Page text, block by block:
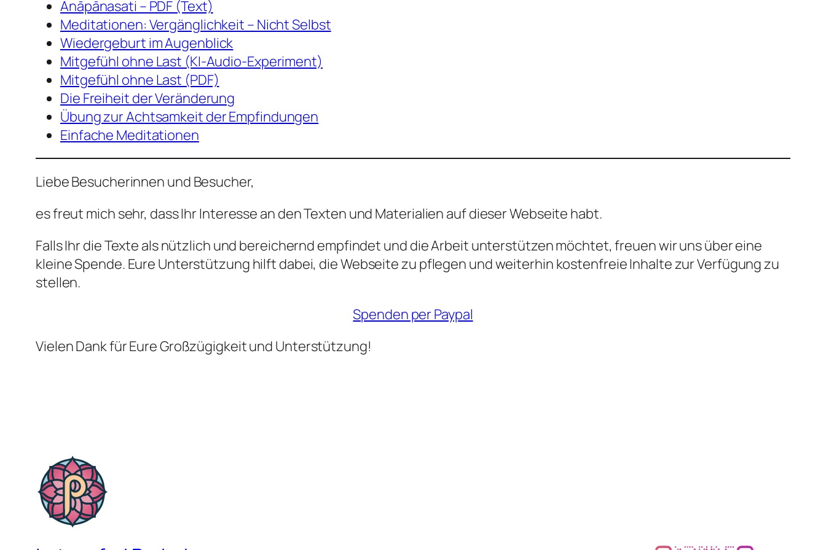
Ānāpānasati – PDF (Text)
Meditationen: Vergänglichkeit – Nicht Selbst
Wiedergeburt im Augenblick
Mitgefühl ohne Last (KI-Audio-Experiment)
Mitgefühl ohne Last (PDF)
Die Freiheit der Veränderung
Übung zur Achtsamkeit der Empfindungen
Einfache Meditationen
Liebe Besucherinnen und Besucher,
es freut mich sehr, dass Ihr Interesse an den Texten und Materialien auf dieser Webseite habt.
Falls Ihr die Texte als nützlich und bereichernd empfindet und die Arbeit unterstützen möchtet, freuen wir uns über eine
kleine Spende. Eure Unterstützung hilft dabei, die Webseite zu pflegen und weiterhin kostenfreie Inhalte zur Verfügung zu
stellen.
Spenden per Paypal
Vielen Dank für Eure Großzügigkeit und Unterstützung!